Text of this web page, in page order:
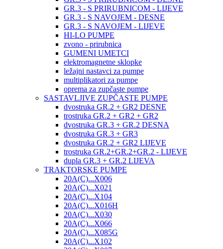
GR.3 - S PRIRUBNICOM - LIJEVE
GR.3 - S NAVOJEM - DESNE
GR.3 - S NAVOJEM - LIJEVE
HI-LO PUMPE
zvono - prirubnica
GUMENI UMETCI
elektromagnetne sklopke
ležajni nastavci za pumpe
multiplikatori za pumpe
oprema za zupčaste pumpe
SASTAVLJIVE ZUPČASTE PUMPE
dvostruka GR.2 + GR2 DESNE
trostruka GR.2 + GR2 + GR2
dvostruka GR.3 + GR.2 DESNA
dvostruka GR.3 + GR3
dvostruka GR.2 + GR2 LIJEVE
trostruka GR.2+GR.2+GR.2 - LIJEVE
dupla GR.3 + GR.2 LIJEVA
TRAKTORSKE PUMPE
20A(C)...X006
20A(C)...X021
20A(C)...X104
20A(C)...X016H
20A(C)...X030
20A(C)...X066
20A(C)...X085G
20A(C)...X102